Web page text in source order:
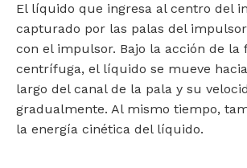
El líquido que ingresa al centro del
capturado por las palas del
con el impulsor. Bajo la acción de la
centrífuga, el líquido se mueve
largo del canal de la pala y su
gradualmente. Al mismo tiempo,
la energía cinética del líquido.